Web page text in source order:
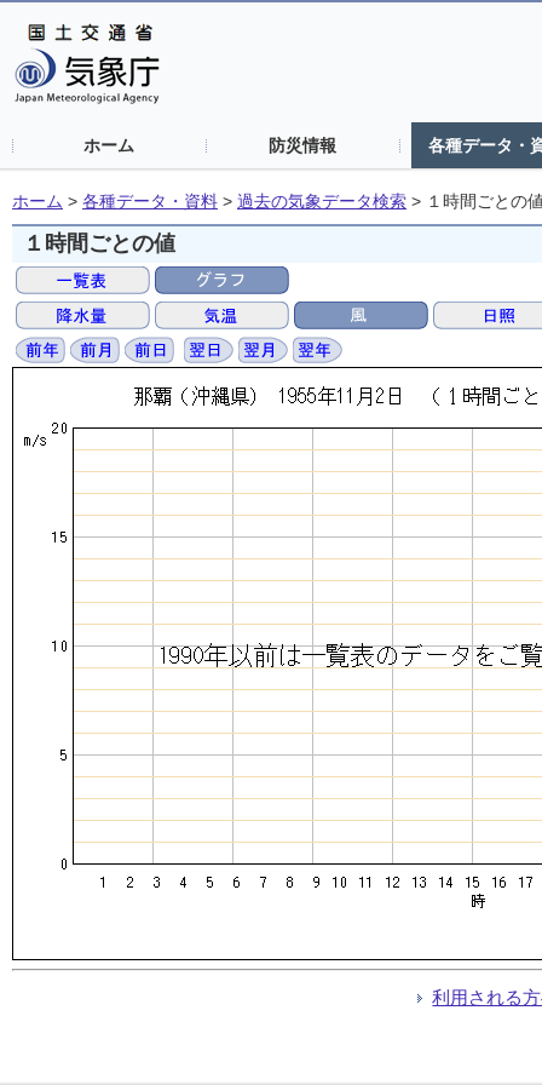
ホーム 防災情報 各種データ・
ホーム > 各種データ・資料 > 過去の気象データ検索 > １時間ごとの
１時間ごとの値
利用される